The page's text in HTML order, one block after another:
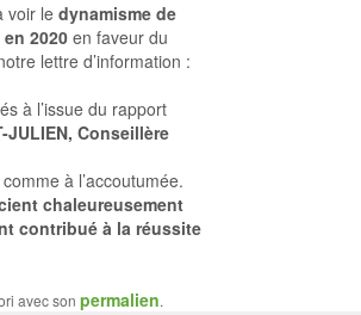
voir ledynamisme de
2020en faveur du
lettre d’information :
à l’issue du rapport
JULIEN, Conseillère
à l’accoutumée.
chaleureusement
contribué à la réussite
avec sonpermalien.